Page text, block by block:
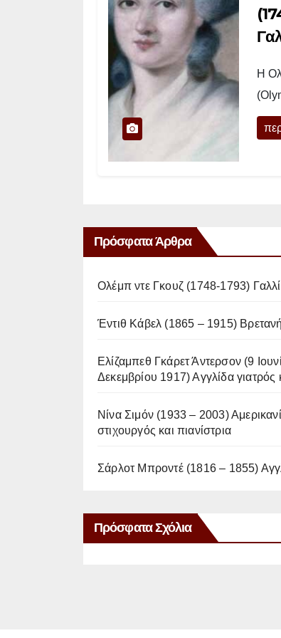
Η
Πρόσφατα Άρθρα
Ολέμπ ντε Γκουζ (1748-1793)
Έντιθ Κάβελ (1865 – 1915)
Ελίζαμπεθ Γκάρετ Άντερσον (9
Δεκεμβρίου 1917) Αγγλίδα γιατρός
Νίνα Σιμόν (1933 – 2003)
στιχουργός και πιανίστρια
Σάρλοτ Μπροντέ (1816 – 1855)
Πρόσφατα Σχόλια